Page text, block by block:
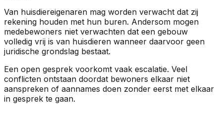
Van huisdiereigenaren mag worden verwacht dat zij
rekening houden met hun buren. Andersom mogen
medebewoners niet verwachten dat een gebouw
volledig vrij is van huisdieren wanneer daarvoor geen
juridische grondslag bestaat.
Een open gesprek voorkomt vaak escalatie. Veel
conflicten ontstaan doordat bewoners elkaar niet
aanspreken of aannames doen zonder eerst met elkaar
in gesprek te gaan.